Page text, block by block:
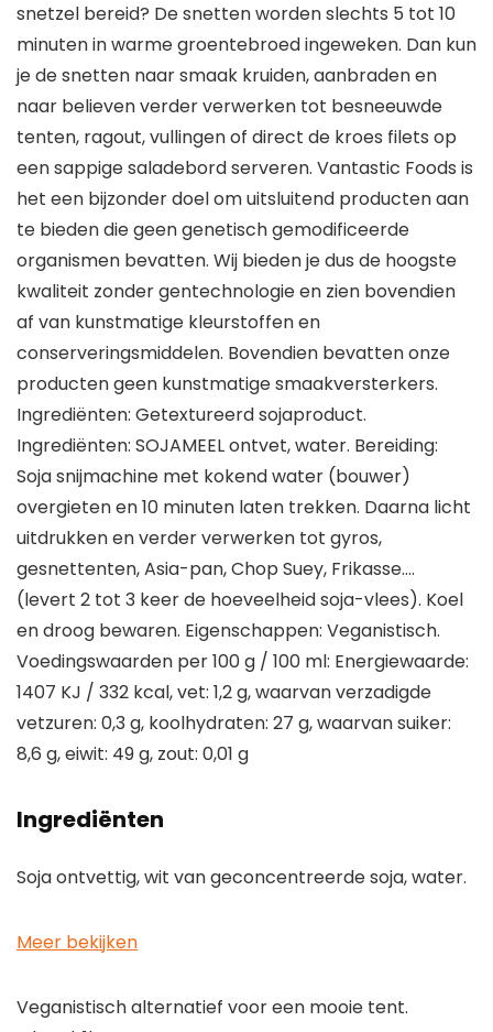
snetzel bereid? De snetten worden slechts 5 tot 10
minuten in warme groentebroed ingeweken. Dan kun
je de snetten naar smaak kruiden, aanbraden en
naar believen verder verwerken tot besneeuwde
tenten, ragout, vullingen of direct de kroes filets op
een sappige saladebord serveren. Vantastic Foods is
het een bijzonder doel om uitsluitend producten aan
te bieden die geen genetisch gemodificeerde
organismen bevatten. Wij bieden je dus de hoogste
kwaliteit zonder gentechnologie en zien bovendien
af van kunstmatige kleurstoffen en
conserveringsmiddelen. Bovendien bevatten onze
producten geen kunstmatige smaakversterkers.
Ingrediënten: Getextureerd sojaproduct.
Ingrediënten: SOJAMEEL ontvet, water. Bereiding:
Soja snijmachine met kokend water (bouwer)
overgieten en 10 minuten laten trekken. Daarna licht
uitdrukken en verder verwerken tot gyros,
gesnettenten, Asia-pan, Chop Suey, Frikasse….
(levert 2 tot 3 keer de hoeveelheid soja-vlees). Koel
en droog bewaren. Eigenschappen: Veganistisch.
Voedingswaarden per 100 g / 100 ml: Energiewaarde:
1407 KJ / 332 kcal, vet: 1,2 g, waarvan verzadigde
vetzuren: 0,3 g, koolhydraten: 27 g, waarvan suiker:
8,6 g, eiwit: 49 g, zout: 0,01 g
Ingrediënten
Soja ontvettig, wit van geconcentreerde soja, water.
Meer bekijken
Veganistisch alternatief voor een mooie tent.